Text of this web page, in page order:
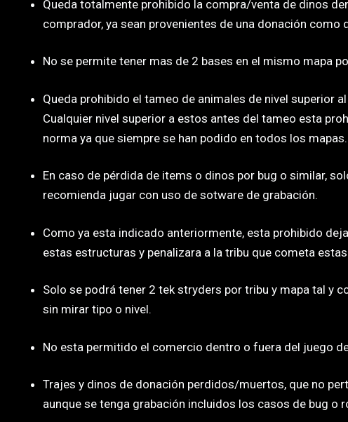
Queda totalmente prohibido la compra/venta de dinos
comprador, ya sean provenientes de una donación como
No se permite tener mas de 2 bases en el mismo mapa
Queda prohibido el tameo de animales de nivel superior
Cualquier nivel superior a estos antes del tameo esta
norma ya que siempre se han podido en todos los mapas.
En caso de pérdida de items o dinos por bug o similar,
recomienda jugar con uso de sotware de grabación.
Como ya esta indicado anteriormente, esta prohibido
estas estructuras y penalizara a la tribu que cometa
Solo se podrá tener 2 tek stryders por tribu y mapa tal y
sin mirar tipo o nivel.
No esta permitido el comercio dentro o fuera del juego
Trajes y dinos de donación perdidos/muertos, que no
aunque se tenga grabación incluidos los casos de bug o